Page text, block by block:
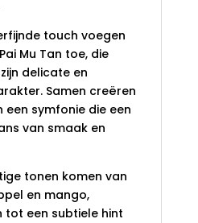
touch voegen
Mu Tan toe, die
delicate en
Samen creëren
symfonie die een
van smaak en
tonen komen van
en mango,
tot een subtiele hint